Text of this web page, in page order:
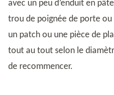
avec un peu d’enduit en
trou de poignée de porte
un patch ou une pièce de
tout au tout selon le
de recommencer.